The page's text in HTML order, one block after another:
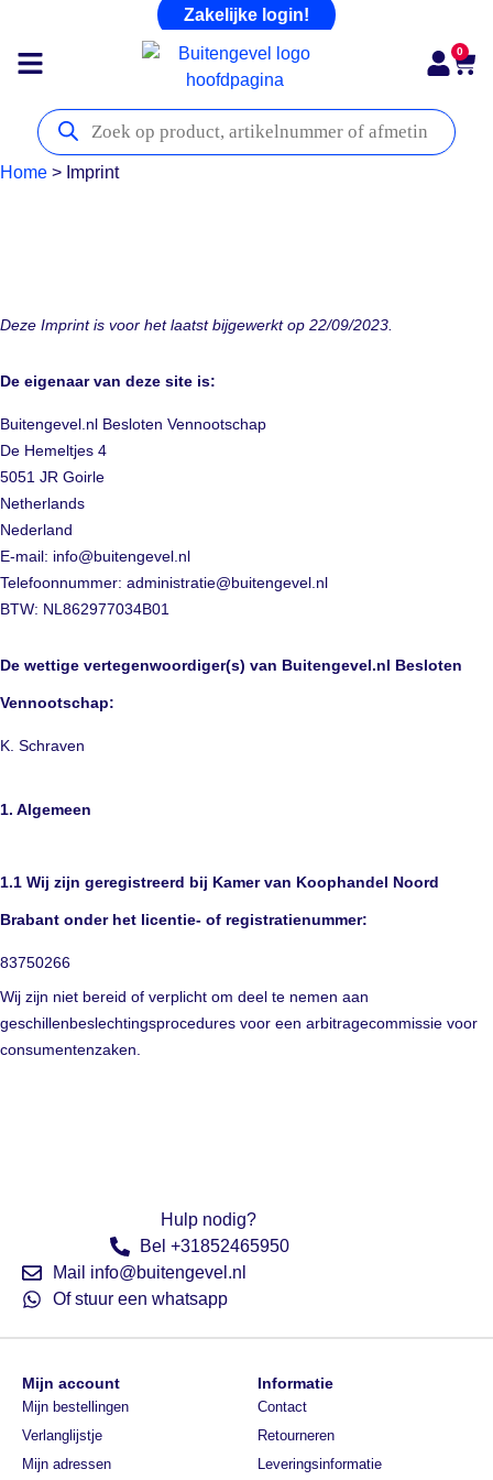
Zakelijke login!
0
Home > Imprint
Deze Imprint is voor het laatst bijgewerkt op 22/09/2023.
De eigenaar van deze site is:
Buitengevel.nl Besloten Vennootschap
De Hemeltjes 4
5051 JR Goirle
Netherlands
Nederland
E-mail: info@buitengevel.nl
Telefoonnummer: administratie@buitengevel.nl
BTW: NL862977034B01
De wettige vertegenwoordiger(s) van Buitengevel.nl Besloten
Vennootschap:
K. Schraven
1. Algemeen
1.1 Wij zijn geregistreerd bij Kamer van Koophandel Noord
Brabant onder het licentie- of registratienummer:
83750266
Wij zijn niet bereid of verplicht om deel te nemen aan
geschillenbeslechtingsprocedures voor een arbitragecommissie voor
consumentenzaken.
Hulp nodig?
Bel +31852465950
Mail info@buitengevel.nl
Of stuur een whatsapp
Mijn account
Mijn bestellingen
Verlanglijstje
Mijn adressen
Informatie
Contact
Retourneren
Leveringsinformatie